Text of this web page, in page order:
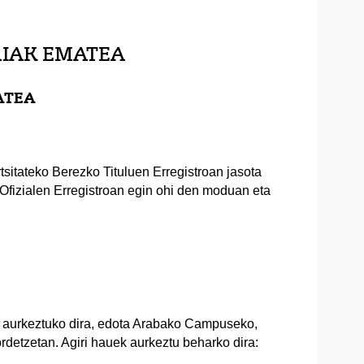
EMATEA
Berezko Tituluen Erregistroan jasota
Erregistroan egin ohi den moduan eta
dira, edota Arabako Campuseko,
Agiri hauek aurkeztu beharko dira: